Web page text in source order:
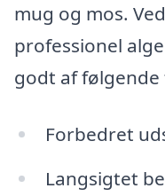
mug og mos.
professionel
godt af følgende
Forbedret
Langsigtet